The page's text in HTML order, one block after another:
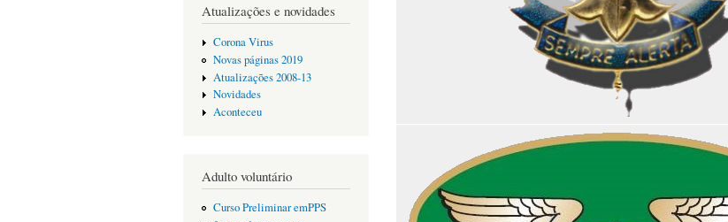
Atualizações e novidades
Corona Virus
Novas páginas 2019
Atualizações 2008-13
Novidades
Aconteceu
Adulto voluntário
Curso Preliminar emPPS